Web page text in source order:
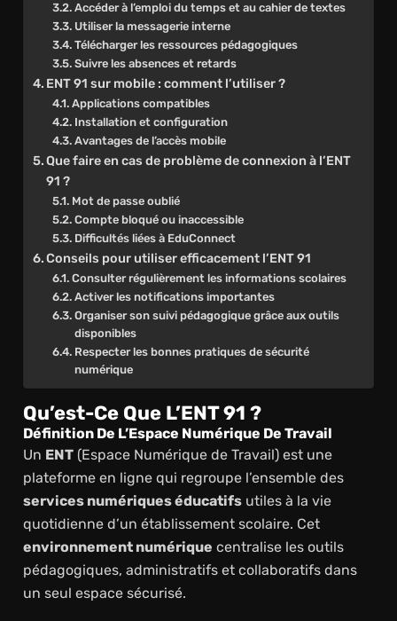
Accéder à l’emploi du temps et au cahier de textes
Utiliser la messagerie interne
Télécharger les ressources pédagogiques
Suivre les absences et retards
ENT 91 sur mobile : comment l’utiliser ?
Applications compatibles
Installation et configuration
Avantages de l’accès mobile
Que faire en cas de problème de connexion à l’ENT
91 ?
Mot de passe oublié
Compte bloqué ou inaccessible
Difficultés liées à EduConnect
Conseils pour utiliser efficacement l’ENT 91
Consulter régulièrement les informations scolaires
Activer les notifications importantes
Organiser son suivi pédagogique grâce aux outils
disponibles
Respecter les bonnes pratiques de sécurité
numérique
Qu’est-Ce Que L’ENT 91 ?
Définition De L’Espace Numérique De Travail
Un ENT(Espace Numérique de Travail) est une
plateforme en ligne qui regroupe l’ensemble des
services numériques éducatifsutiles à la vie
quotidienne d’un établissement scolaire. Cet
environnement numérique centralise les outils
pédagogiques, administratifs et collaboratifs dans
un seul espace sécurisé.